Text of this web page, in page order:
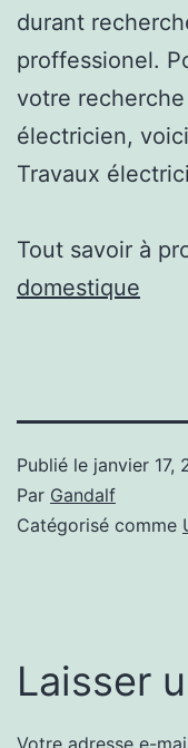
durant
proffessionel.
votre
électricien,
Travaux
Tout savoir à
domestique
Publié le janvier 17,
Par Gandalf
Catégorisé comme
Laisser
Votre adresse e-